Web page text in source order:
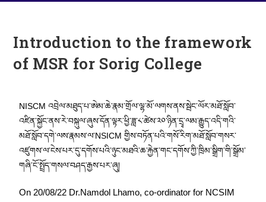
Introduction to the framework
of MSR for Sorig College
NISCM འབྲེལ་མཐུད་པ་ཨེམ་ཆེ་རྣམ་གྲོལ་ལྷ་མོ་ལགས་ནས་སྦེང་ལོར་མཐོ་སློབ་
འཛིན་སྐྱོང་ནས་རེ་བསྐུལ་ཞུས་དོན་ལྟར་ཕྱི་ཟླ་༨་ཚེས་༢༠་ཉིན་དྲྭ་ལམ་རྒྱུད་འདི་གའི་
མཐོ་སློབ་དགེ་ལས་རྣམས་ལ་NSICM གྱིས་བཏོན་པའི་གསོ་རིག་མཐོ་སློབ་གསར་
འཛུགས་ལ་ངེས་པར་དུ་དགོས་པའི་ཉུང་མཐའི་ཆ་རྐྱེན་གང་དགོས་ཀྱི་ཁྲིམ་སྒྲིག་གི་སྒྲོམ་
གཞི་ངོ་སྤྲོད་གསལ་བཤད་རྒྱས་པར་ཞུ།
On 20/08/22 Dr.Namdol Lhamo, co-ordinator for NCSIM